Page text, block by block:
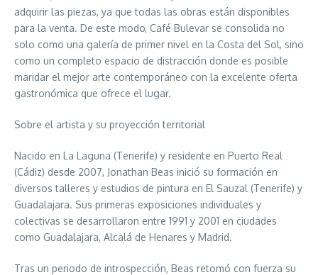
adquirir las piezas, ya que todas las obras están disponibles
para la venta. De este modo, Café Bulevar se consolida no
solo como una galería de primer nivel en la Costa del Sol, sino
como un completo espacio de distracción donde es posible
maridar el mejor arte contemporáneo con la excelente oferta
gastronómica que ofrece el lugar.
Sobre el artista y su proyección territorial
Nacido en La Laguna (Tenerife) y residente en Puerto Real
(Cádiz) desde 2007, Jonathan Beas inició su formación en
diversos talleres y estudios de pintura en El Sauzal (Tenerife) y
Guadalajara. Sus primeras exposiciones individuales y
colectivas se desarrollaron entre 1991 y 2001 en ciudades
como Guadalajara, Alcalá de Henares y Madrid.
Tras un periodo de introspección, Beas retomó con fuerza su